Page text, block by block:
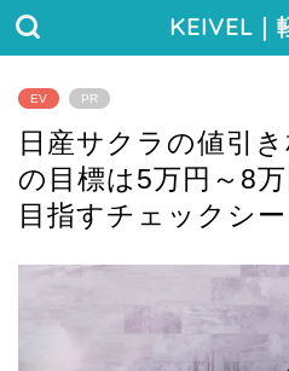
KEIVEL｜
EV PR
日産サクラの値引
の目標は5万円～8
目指すチェックシー